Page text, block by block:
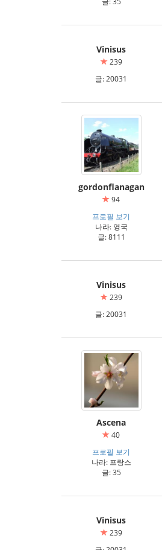
Vinisus
239
글: 20031
gordonflanagan
94
프로필 보기
나라: 영국
글: 8111
Vinisus
239
글: 20031
Ascena
40
프로필 보기
나라: 프랑스
글: 35
Vinisus
239